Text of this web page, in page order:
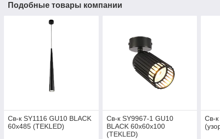
Подобные товары компании
Св-к SY1116 GU10 BLACK
60x485 (TEKLED)
Св-к SY9967-1 GU10
BLACK 60x60x100
(TEKLED)
Св-к